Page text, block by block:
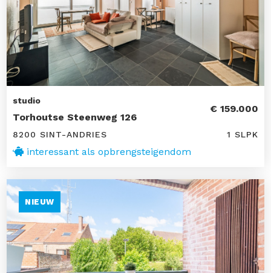
studio
Torhoutse Steenweg 126
€ 159.000
8200 SINT-ANDRIES 1 SLPK
interessant als opbrengsteigendom
NIEUW